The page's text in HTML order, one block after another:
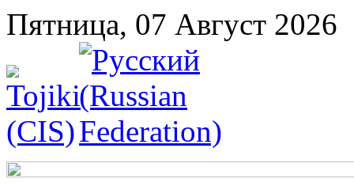
Пятница, 07 Август 2026